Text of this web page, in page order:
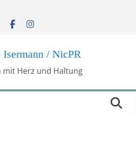
/ NicPR
mit Herz und Haltung